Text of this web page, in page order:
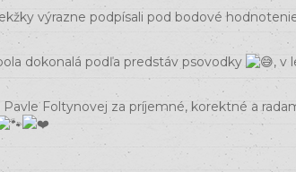
výrazne podpísali pod bodové
dokonalá podľa predstáv psovodky
, v
Foltynovej za príjemné, korektné a